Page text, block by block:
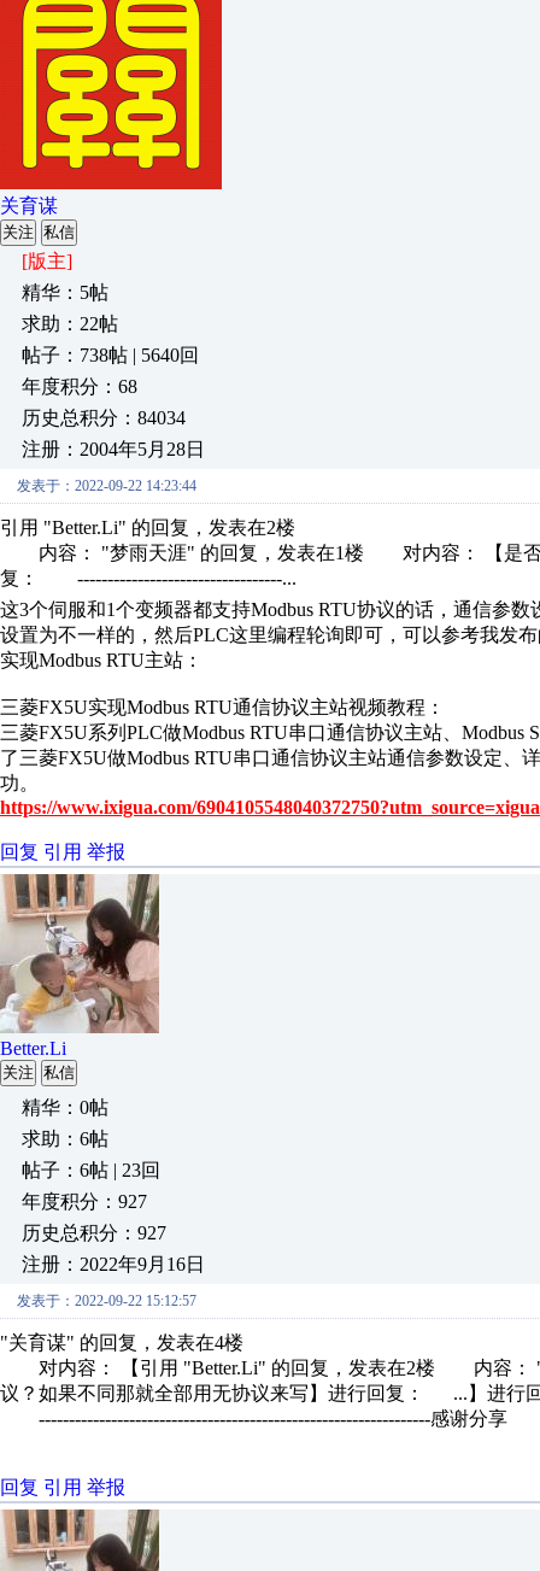
关育谋
关注 私信
[版主]
精华：5帖
求助：22帖
帖子：738帖 | 5640回
年度积分：68
历史总积分：84034
注册：2004年5月28日
发表于：2022-09-22 14:23:44
引用 "Better.Li" 的回复，发表在2楼
内容： "梦雨天涯" 的回复，发表在1楼 对内容： 【是否
复： ----------------------------------...
这3个伺服和1个变频器都支持Modbus RTU协议的话，通信参
设置为不一样的，然后PLC这里编程轮询即可，可以参考我发
实现Modbus RTU主站：
三菱FX5U实现Modbus RTU通信协议主站视频教程：
三菱FX5U系列PLC做Modbus RTU串口通信协议主站、
了三菱FX5U做Modbus RTU串口通信协议主站通信参数设定、
功。
https://www.ixigua.com/
回复 引用 举报
Better.Li
关注 私信
精华：0帖
求助：6帖
帖子：6帖 | 23回
年度积分：927
历史总积分：927
注册：2022年9月16日
发表于：2022-09-22 15:12:57
"关育谋" 的回复，发表在4楼
对内容： 【引用 "Better.Li" 的回复，发表在2楼 内容：
议？如果不同那就全部用无协议来写】进行回复： ...】进行
-----------------------------------------------------------------感谢分享
回复 引用 举报